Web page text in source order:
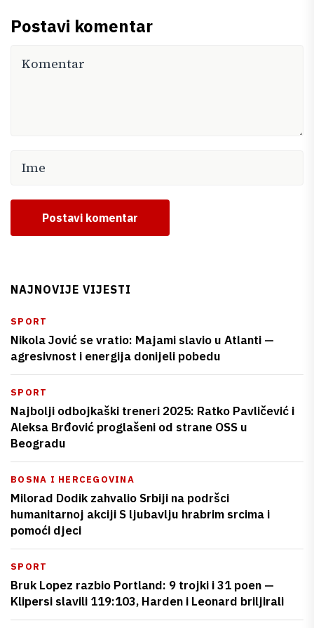
Postavi komentar
Postavi komentar
NAJNOVIJE VIJESTI
SPORT
Nikola Jović se vratio: Majami slavio u Atlanti —
agresivnost i energija donijeli pobedu
SPORT
Najbolji odbojkaški treneri 2025: Ratko Pavličević i
Aleksa Brđović proglašeni od strane OSS u
Beogradu
BOSNA I HERCEGOVINA
Milorad Dodik zahvalio Srbiji na podršci
humanitarnoj akciji S ljubavlju hrabrim srcima i
pomoći djeci
SPORT
Bruk Lopez razbio Portland: 9 trojki i 31 poen —
Klipersi slavili 119:103, Harden i Leonard briljirali